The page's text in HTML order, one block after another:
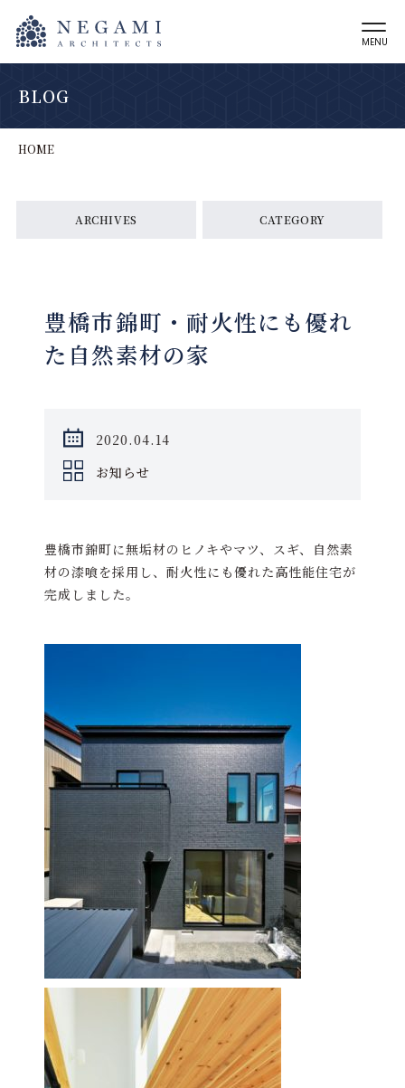
MENU
BLOG
HOME
ARCHIVES CATEGORY
豊橋市錦町・耐火性にも優れ
た自然素材の家
2020.04.14
お知らせ
豊橋市錦町に無垢材のヒノキやマツ、スギ、自然素
材の漆喰を採用し、耐火性にも優れた高性能住宅が
完成しました。